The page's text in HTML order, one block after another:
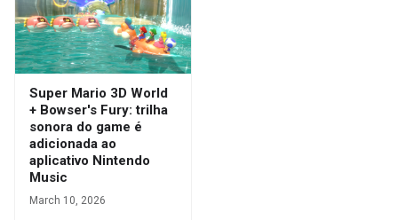
Super Mario 3D World
+ Bowser's Fury: trilha
sonora do game é
adicionada ao
aplicativo Nintendo
Music
March 10, 2026